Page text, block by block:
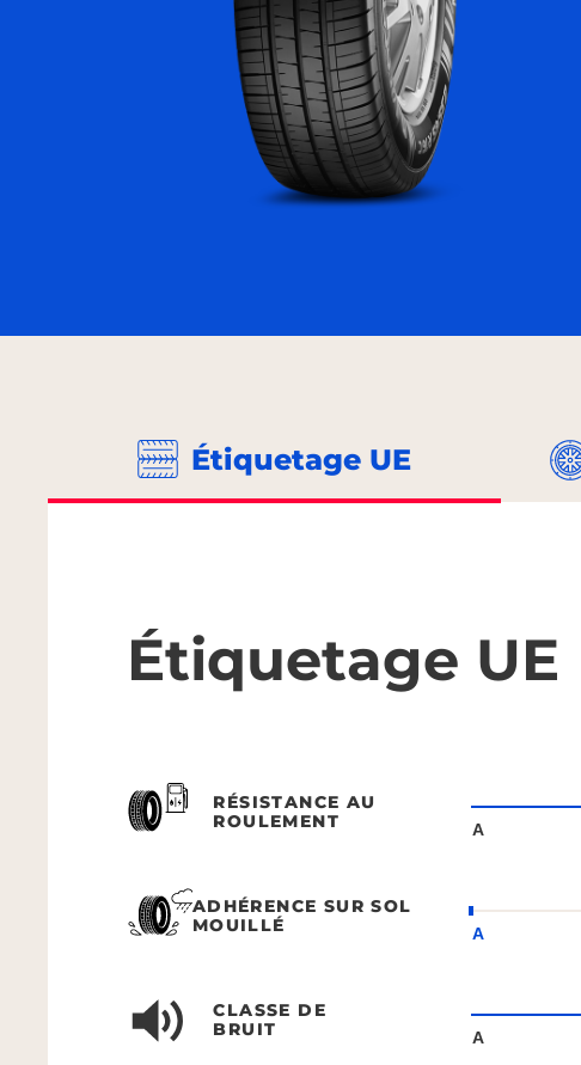
Étiquetage UE
Étiquetage UE
RÉSISTANCE AU
ROULEMENT
A
ADHÉRENCE SUR SOL
MOUILLÉ
A
CLASSE DE
BRUIT
A